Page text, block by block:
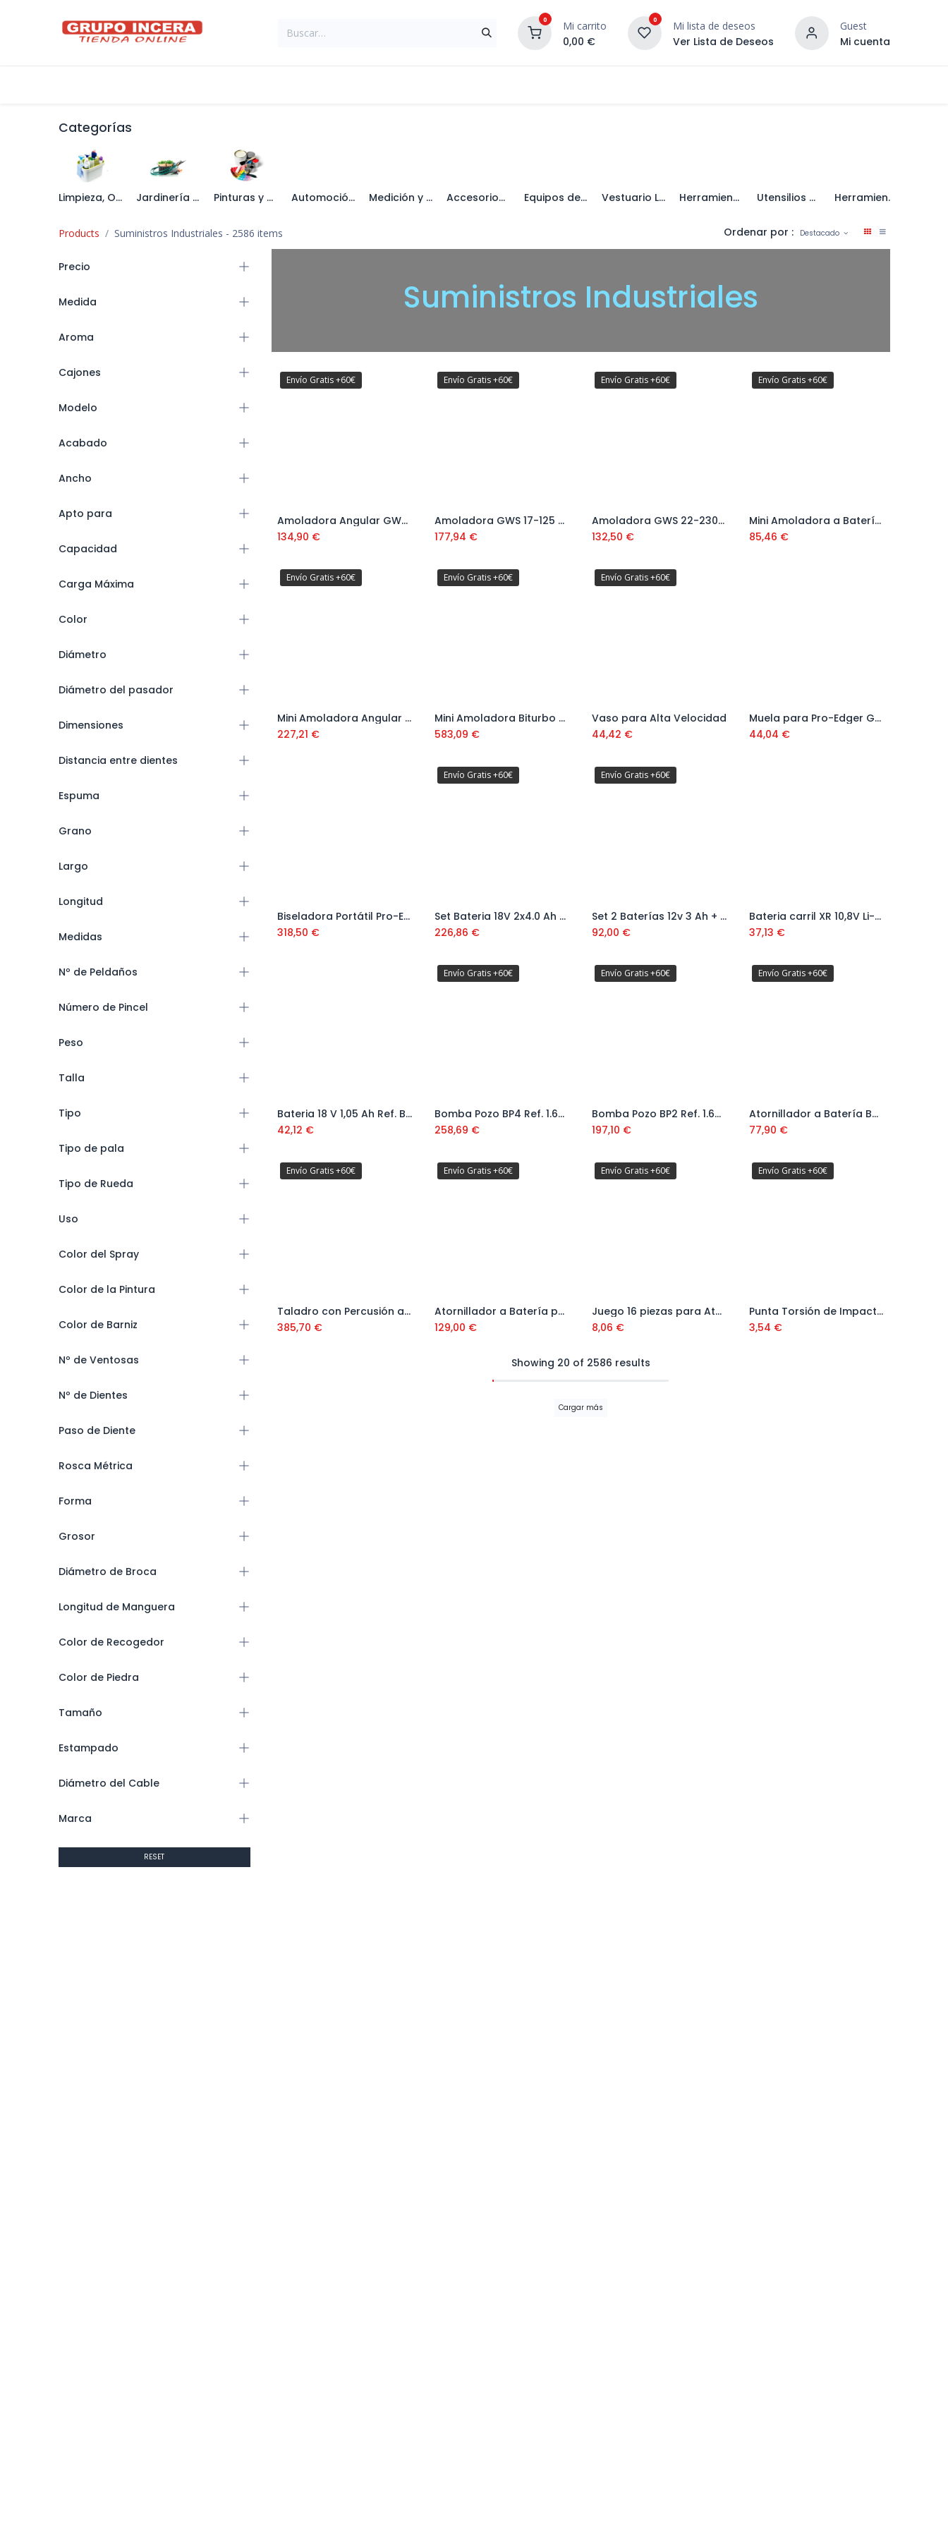
0 Mi carrito
0,00 €
0 Mi lista de deseos
Ver Lista de Deseos
Guest
Mi cuenta
¡DESCUBRE NUESTRO
Categorías
Limpieza, Organización y Menaje Jardinería y Maquinaria Forestal Pinturas y Tratamiento de Paredes Automoción y Lubricantes Medición y Trazado Accesorios de Corte y Perforación Equipos de Proteccion Individual Vestuario Laboral Herramienta Manual Utensilios para la construcción Herramienta Eléctrica y a Batería
Products Suministros Industriales - 2586 items Ordenar por : Destacado
Precio
Medida
Aroma
Cajones
Modelo
Acabado
Ancho
Apto para
Capacidad
Carga Máxima
Color
Diámetro
Diámetro del pasador
Dimensiones
Distancia entre dientes
Espuma
Grano
Largo
Longitud
Medidas
Nº de Peldaños
Número de Pincel
Peso
Talla
Tipo
Tipo de pala
Tipo de Rueda
Uso
Color del Spray
Color de la Pintura
Color de Barniz
Nº de Ventosas
Nº de Dientes
Paso de Diente
Rosca Métrica
Forma
Grosor
Diámetro de Broca
Longitud de Manguera
Color de Recogedor
Color de Piedra
Tamaño
Estampado
Diámetro del Cable
Marca
RESET
Suministros Industriales
Envío Gratis +60€
Añadir al carrito
Amoladora Angular GWS 1400 Ref: 0601 824 800
134,90 €
Envío Gratis +60€
Añadir al carrito
Amoladora GWS 17-125 CI Ref: 060179G002
177,94 €
Envío Gratis +60€
Añadir al carrito
Amoladora GWS 22-230 JH 230 mm Ref. 0.601.8C1.300
132,50 €
Envío Gratis +60€
Añadir al carrito
Mini Amoladora a Batería Easy Cut&Grind Ref: 0603 9D2 000
85,46 €
Envío Gratis +60€
Añadir al carrito
Mini Amoladora Angular a Batería GWS 12V-76 Ref: 0601 9F2 00B
227,21 €
Envío Gratis +60€
Mini Amoladora Biturbo a Batería GWS 18V-15SC Ref: 06019H6101
583,09 €
Envío Gratis +60€
Añadir al carrito
Vaso para Alta Velocidad
44,42 €
Añadir al carrito
Muela para Pro-Edger Grano Fino 66 mm Ref.16957
44,04 €
Añadir al carrito
Biseladora Portátil Pro-Edger Ref. 16956
318,50 €
Envío Gratis +60€
Añadir al carrito
Set Bateria 18V 2x4.0 Ah + Cargador GAL Ref: 1600A019S0
226,86 €
Envío Gratis +60€
Añadir al carrito
Set 2 Baterías 12v 3 Ah + Cargador GAL 1600A019RD
92,00 €
Añadir al carrito
Bateria carril XR 10,8V Li-on 2,0Ah Ref. DCB127-XJ
37,13 €
Añadir al carrito
Bateria 18 V 1,05 Ah Ref. BL-1518-XJ
42,12 €
Envío Gratis +60€
Añadir al carrito
Bomba Pozo BP4 Ref. 1.645-421.0
258,69 €
Envío Gratis +60€
Añadir al carrito
Bomba Pozo BP2 Ref. 1.645-420.0
197,10 €
Envío Gratis +60€
Añadir al carrito
Atornillador a Batería Bosch GO Ref. 06019H2201
77,90 €
Envío Gratis +60€
Añadir al carrito
Taladro con Percusión a Batería GSB 18V-65 Ref. 06019N3308
385,70 €
Envío Gratis +60€
Añadir al carrito
Atornillador a Batería para construcción en seco GTB 12V-11 con Maletín
129,00 €
Envío Gratis +60€
Añadir al carrito
Juego 16 piezas para Atornillar Ref. DT70522T-QZ
8,06 €
Envío Gratis +60€
Añadir al carrito
Punta Torsión de Impacto PH 3 (+) 25 mm Ref. DT7995T-QZ
3,54 €
Showing 20 of 2586 results
Cargar más